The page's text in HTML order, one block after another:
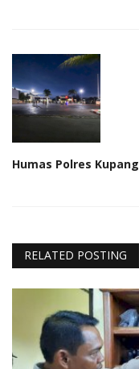
Humas Polres Kupang
RELATED POSTING